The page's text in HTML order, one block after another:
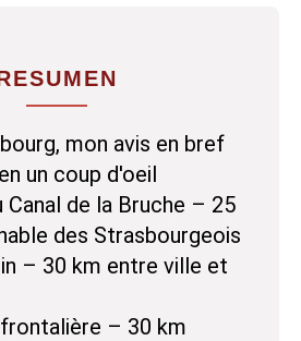
mon avis en bref
un coup d'oeil
de la Bruche – 25
des Strasbourgeois
– 30 km entre ville et
– 30 km